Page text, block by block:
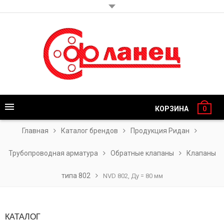
КОРЗИНА 0
Главная Каталог брендов Продукция Ридан
Трубопроводная арматура Обратные клапаны Клапаны
типа 802 NVD 802, Ду = 80 мм
КАТАЛОГ